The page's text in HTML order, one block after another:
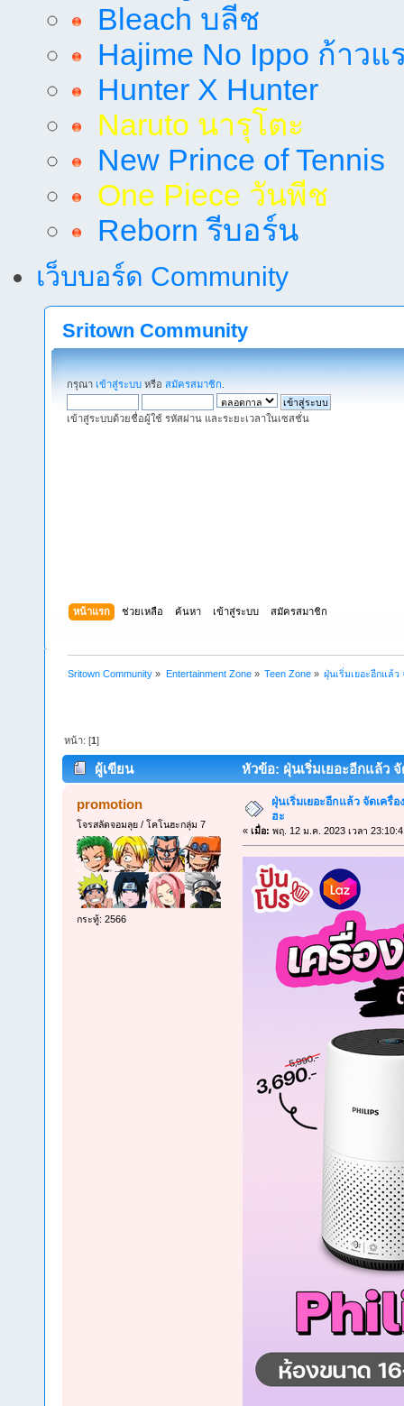
Bleach บลีช
Hajime No Ippo ก้าวแ
Hunter X Hunter
Naruto นารุโตะ
New Prince of Tennis
One Piece วันพีช
Reborn รีบอร์น
เว็บบอร์ด Community
Sritown Community
กรุณา เข้าสู่ระบบ หรือ สมัครสมาชิก
เข้าสู่ระบบด้วยชื่อผู้ใช้ รหัสผ่าน และระยะเวลาในเซสชั่น
หน้าแรก ช่วยเหลือ ค้นหา เข้าสู่ระบบ สมัครสมาชิก
Sritown Community » Entertainment Zone» Teen Zone» ฝุ่นเริ่มเยอะอีกแล้
หน้า: [1]
ผู้เขียน หัวข้อ: ฝุ่นเริ่มเยอะอีกแล้ว
promotion
โจรสลัดจอมลุย / โคโนฮะกลุ่ม 7
กระทู้: 2566
ฝุ่นเริ่มเยอะอีกแล้ว จัดเครื่
ฮะ
« เมื่อ: พฤ. 12 ม.ค. 2023 เวลา